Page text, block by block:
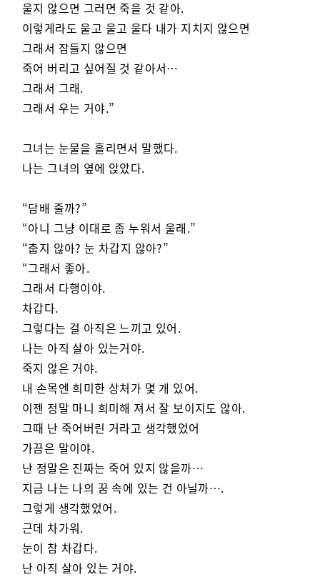
울지 않으면 그러면 죽을 것 같아.
이렇게라도 울고 울고 울다 내가 지치지 않으면
그래서 잠들지 않으면
죽어 버리고 싶어질 것 같아서…
그래서 그래.
그래서 우는 거야.”
그녀는 눈물을 흘리면서 말했다.
나는 그녀의 옆에 앉았다.
“담배 줄까?”
“아니 그냥 이대로 좀 누워서 울래.”
“춥지 않아? 눈 차갑지 않아?”
“그래서 좋아.
그래서 다행이야.
차갑다.
그렇다는 걸 아직은 느끼고 있어.
나는 아직 살아 있는거야.
죽지 않은 거야.
내 손목엔 희미한 상처가 몇 개 있어.
이젠 정말 마니 희미해 져서 잘 보이지도 않아.
그때 난 죽어버린 거라고 생각했었어
가끔은 말이야.
난 정말은 진짜는 죽어 있지 않을까…
지금 나는 나의 꿈 속에 있는 건 아닐까….
그렇게 생각했었어.
근데 차가워.
눈이 참 차갑다.
난 아직 살아 있는 거야.